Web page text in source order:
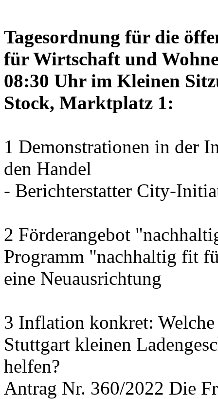
Tagesordnung für die
für Wirtschaft und
08:30 Uhr im Kleinen
Stock, Marktplatz 1:
1 Demonstrationen in der
den Handel
- Berichterstatter City-
2 Förderangebot
Programm "nachhaltig fit
eine Neuausrichtung
3 Inflation konkret:
Stuttgart kleinen
helfen?
Antrag Nr. 360/2022 Die